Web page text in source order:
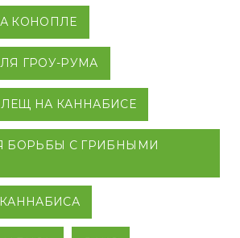
КОНОПЛЕ
ГРОУ-РУМА
НА КАННАБИСЕ
БОРЬБЫ С ГРИБНЫМИ